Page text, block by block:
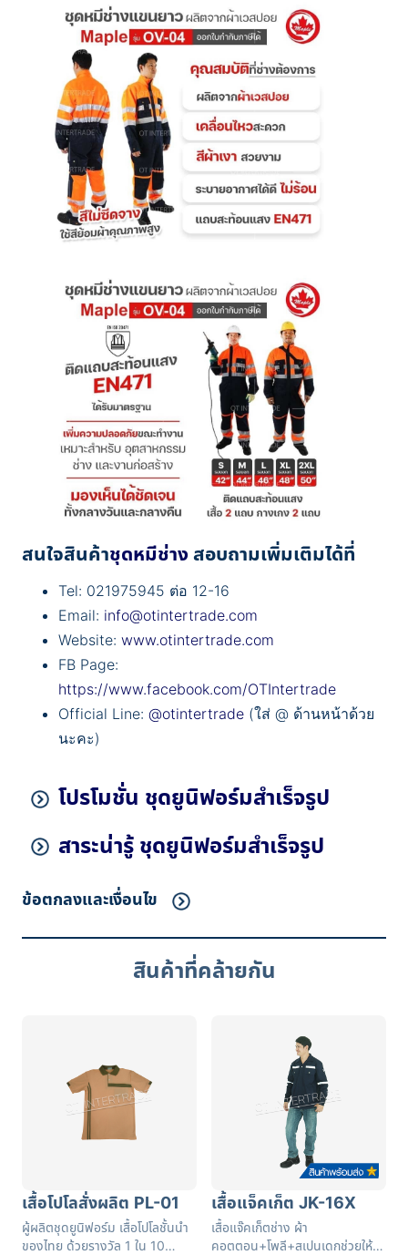
สนใจสินค้าชุดหมีช่าง สอบถามเพิ่มเติมได้ที่
Tel: 021975945 ต่อ 12-16
Email: info@otintertrade.com
Website: www.otintertrade.com
FB Page:
https://www.facebook.com/OTIntertrade
Official Line: @otintertrade (ใส่ @ ด้านหน้าด้วย
นะคะ)
โปรโมชั่น ชุดยูนิฟอร์มสำเร็จรูป
สาระน่ารู้ ชุดยูนิฟอร์มสำเร็จรูป
ข้อตกลงและเงื่อนไข
สินค้าที่คล้ายกัน
เสื้อโปโลสั่งผลิต PL-01
ผู้ผลิตชุดยูนิฟอร์ม เสื้อโปโลชั้นนำ
ของไทย ด้วยรางวัล 1 ใน 10
เสื้อแจ็คเก็ต JK-16X
เสื้อแจ๊คเก็ตช่าง ผ้า
คอตตอน+โพลี+สเปนเดกช่วยให้